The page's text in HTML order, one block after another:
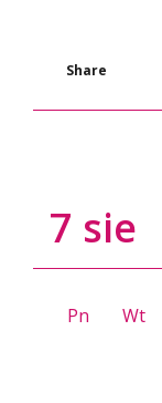
Share
7 sie
Pn Wt